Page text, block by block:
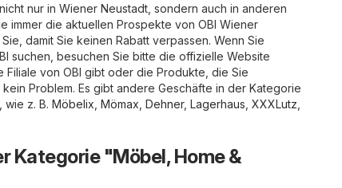
nur in Wiener Neustadt, sondern auch in anderen
immer die aktuellen Prospekte von OBI Wiener
damit Sie keinen Rabatt verpassen. Wenn Sie
suchen, besuchen Sie bitte die offizielle Website
Filiale von OBI gibt oder die Produkte, die Sie
Problem. Es gibt andere Geschäfte in der Kategorie
wie z. B. Möbelix Mömax Dehner, Lagerhaus XXXLutz
Kategorie "Möbel, Home &